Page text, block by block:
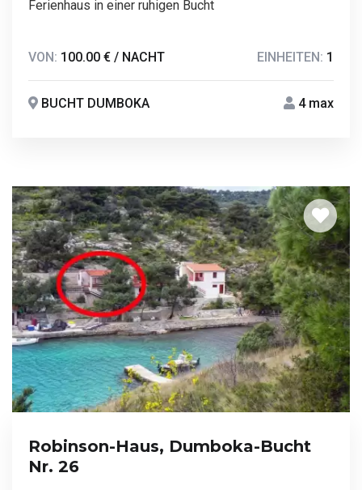
Ferienhaus in einer ruhigen Bucht
VON: 100.00 € / NACHT EINHEITEN: 1
BUCHT DUMBOKA 4 max
Robinson-Haus, Dumboka-Bucht
Nr. 26